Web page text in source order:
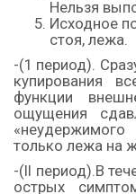
Нельзя
Исходное
стоя, лежа.
-(1 период).
купирования
функции
ощущения
только лежа на
-(II период).В
острых